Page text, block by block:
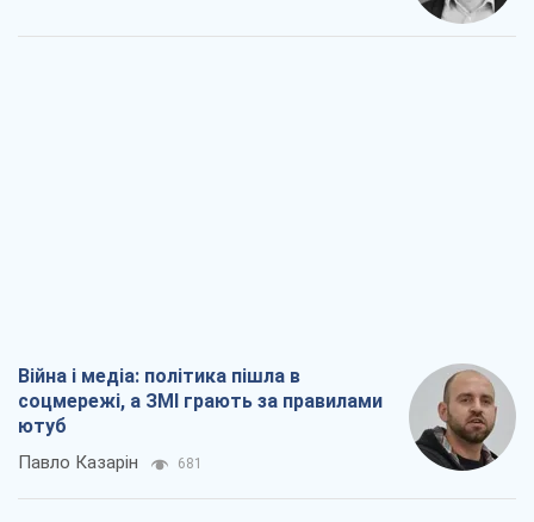
Війна і медіа: політика пішла в
соцмережі, а ЗМІ грають за правилами
ютуб
Павло Казарін 681